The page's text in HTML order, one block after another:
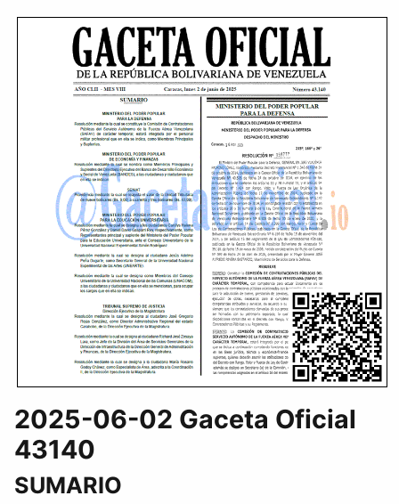
2025-06-02 Gaceta Oficial
43140
SUMARIO